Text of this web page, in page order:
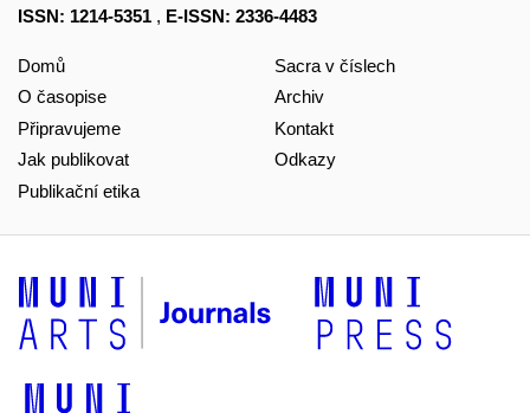
ISSN: 1214-5351 , E-ISSN: 2336-4483
Domů
O časopise
Připravujeme
Jak publikovat
Publikační etika
Sacra v číslech
Archiv
Kontakt
Odkazy